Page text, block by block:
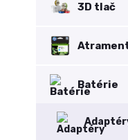
3D tlač
Batérie